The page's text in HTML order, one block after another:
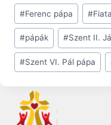
Post
Tags:
#Ferenc pápa #
#pápák #Szent II.
#Szent VI. Pál pápa